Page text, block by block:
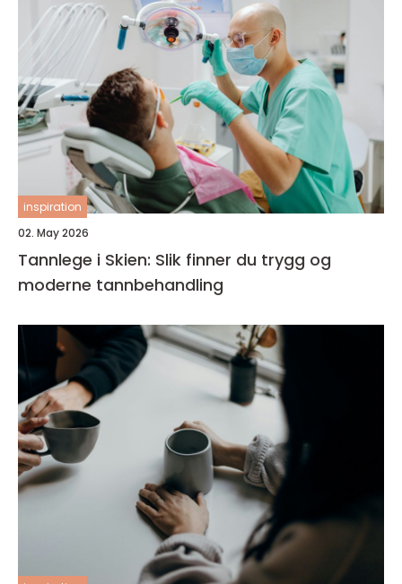
inspiration
02. May 2026
Tannlege i Skien: Slik finner du trygg og
moderne tannbehandling